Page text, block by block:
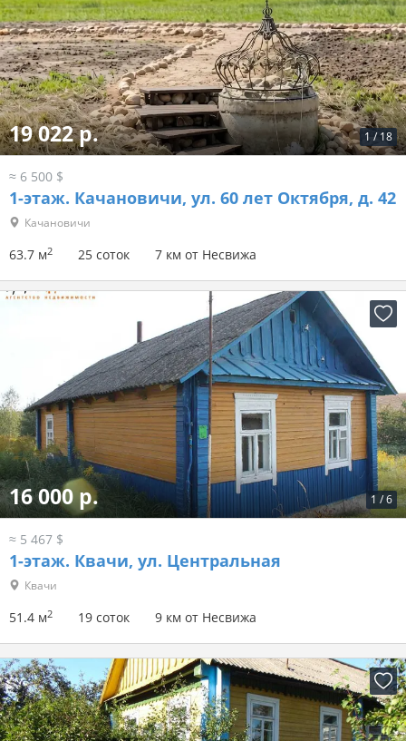
1 / 18
19 022 р.
≈ 6 500 $
1-этаж. Качановичи, ул. 60 лет Октября, д. 42
Качановичи
63.7 м2 25 соток 7 км от Несвижа
1 /6
16 000 р.
≈ 5 467 $
1-этаж. Квачи, ул. Центральная
Квачи
51.4 м2 19 соток 9 км от Несвижа